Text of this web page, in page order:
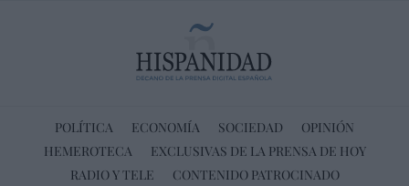
POLÍTICA ECONOMÍA SOCIEDAD
OPINIÓN
HEMEROTECA
EXCLUSIVAS DE LA PRENSA DE HOY
RADIO Y TELE
CONTENIDO PATROCINADO